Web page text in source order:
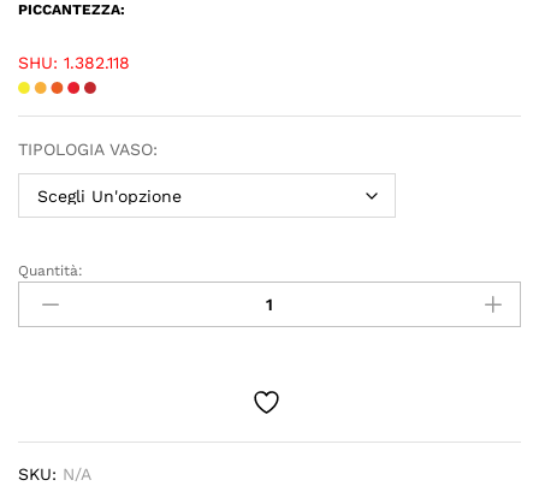
PICCANTEZZA:
SHU: 1.382.118
TIPOLOGIA VASO:
Quantità:
SKU: N/A